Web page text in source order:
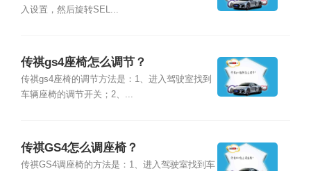
入设置，然后旋转SEL...
传祺gs4座椅怎么调节？
传祺gs4座椅的调节方法是：1、进入驾驶室找到
车辆座椅的调节开关；2、...
传祺GS4怎么调座椅？
传祺GS4调座椅的方法是：1、进入驾驶室找到车